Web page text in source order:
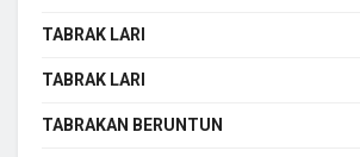
TABRAK LARI
TABRAK LARI
TABRAKAN BERUNTUN